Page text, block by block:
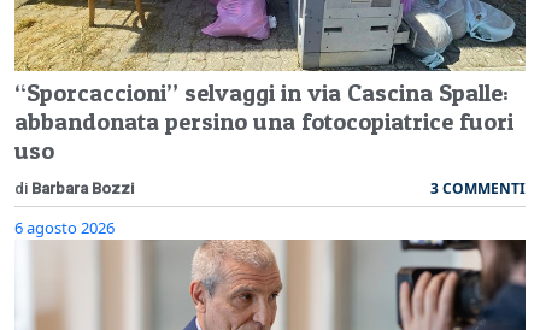
“Sporcaccioni” selvaggi in via Cascina Spalle:
abbandonata persino una fotocopiatrice fuori
uso
di Barbara Bozzi 3 COMMENTI
6 agosto 2026